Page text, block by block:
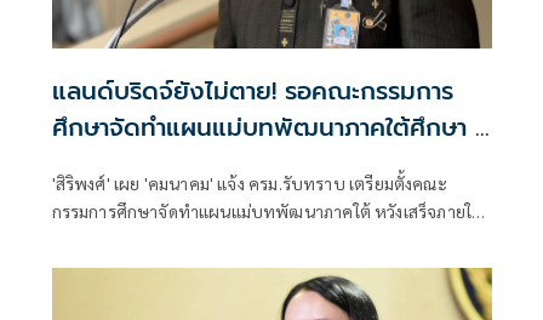
แลนด์บริดจ์ยังไม่ตาย! รอคณะกรรมการ
ศึกษาจัดทำแผนแม่บทพัฒนาภาคใต้ศึกษา 1
'สิริพงศ์' เผย 'คมนาคม' แจ้ง ครม.รับทราบ เตรียมตั้งคณะ
กรรมการศึกษาจัดทำแผนแม่บทพัฒนาภาคใต้ หวังเสร็จภายใน